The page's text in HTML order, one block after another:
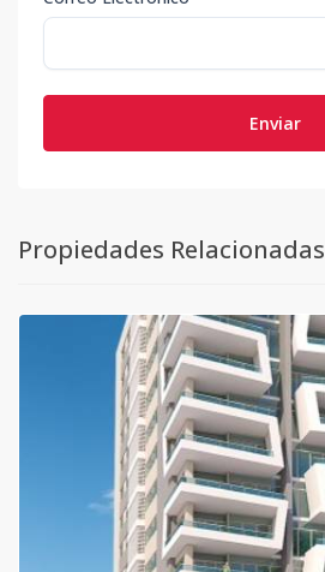
Enviar
Propiedades Relacionadas